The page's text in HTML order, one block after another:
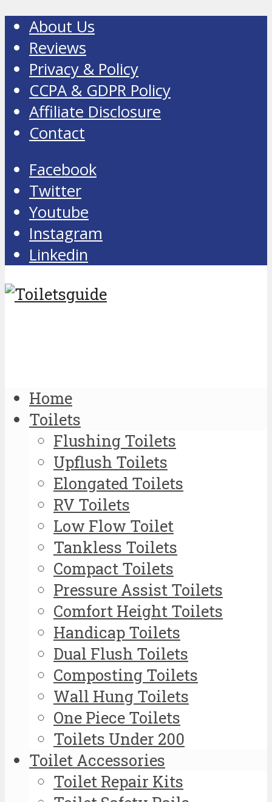
About Us
Reviews
Privacy & Policy
CCPA & GDPR Policy
Affiliate Disclosure
Contact
Facebook
Twitter
Youtube
Instagram
Linkedin
Home
Toilets
Flushing Toilets
Upflush Toilets
Elongated Toilets
RV Toilets
Low Flow Toilet
Tankless Toilets
Compact Toilets
Pressure Assist Toilets
Comfort Height Toilets
Handicap Toilets
Dual Flush Toilets
Composting Toilets
Wall Hung Toilets
One Piece Toilets
Toilets Under 200
Toilet Accessories
Toilet Repair Kits